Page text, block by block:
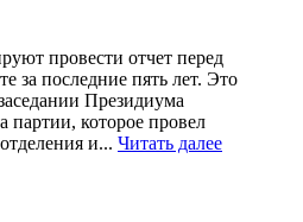
провести отчет перед
за последние пять лет. Это
Президиума
партии, которое провел
и... Читать далее